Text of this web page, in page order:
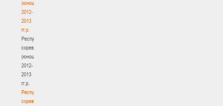
(юноши)
2012-
2013
гг.р.
Республиканские
соревнования
(юноши)
2012-
2013
гг.р.
Республиканские
соревнования